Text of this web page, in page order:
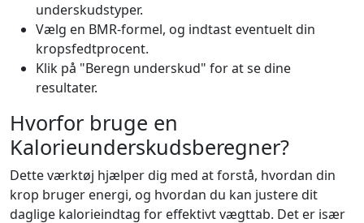
underskudstyper.
Vælg en BMR-formel, og indtast eventuelt din
kropsfedtprocent.
Klik på "Beregn underskud" for at se dine
resultater.
Hvorfor bruge en
Kalorieunderskudsberegner?
Dette værktøj hjælper dig med at forstå, hvordan din
krop bruger energi, og hvordan du kan justere dit
daglige kalorieindtag for effektivt vægttab. Det er især